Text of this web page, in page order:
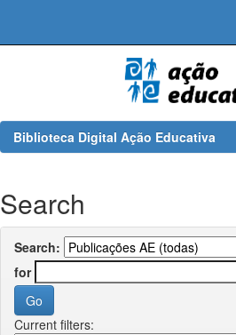
Biblioteca Digital Ação Educativa
Search
Search:
for
Current filters: